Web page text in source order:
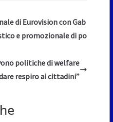
di Eurovision con Gab
e promozionale di po
politiche di welfare
respiro ai cittadini”